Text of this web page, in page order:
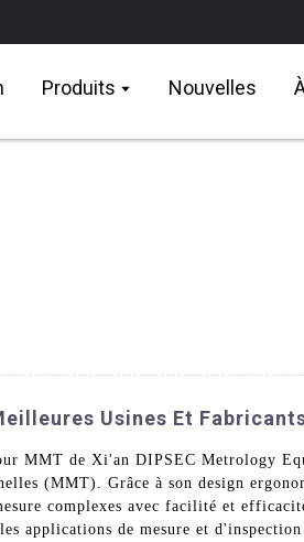
Produits Nouvelles
Usines Et
MMT de Xi'an DIPSEC Metrology
(MMT). Grâce à son design
complexes avec facilité et
applications de mesure et